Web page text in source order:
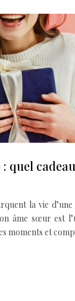
quel
la vie
âme sœur est
moments et